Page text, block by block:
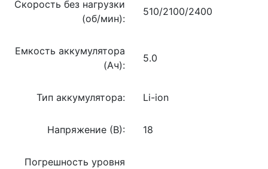
Скорость без нагрузки
(об/мин):
510/2100/2400
Емкость аккумулятора
(Ач):
5.0
Тип аккумулятора: Li-ion
Напряжение (В): 18
Погрешность уровня